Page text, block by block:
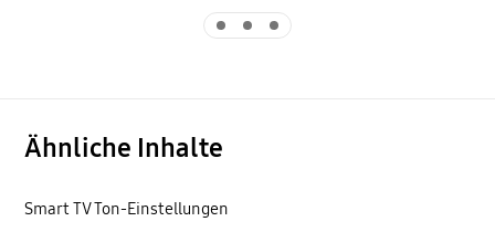
Ähnliche Inhalte
Smart TV Ton-Einstellungen